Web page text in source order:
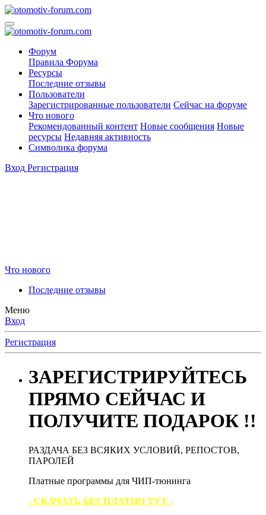
Форум
Правила Форума
Ресурсы
Последние отзывы
Пользователи
Зарегистрированные пользователи Сейчас на форуме
Что нового
Рекомендованный контент Новые сообщения Новые
ресурсы Недавняя активность
Символика форума
Вход Регистрация
Что нового
Последние отзывы
Меню
Вход
Регистрация
ЗАРЕГИСТРИРУЙТЕСЬ
ПРЯМО СЕЙЧАС И
ПОЛУЧИТЕ ПОДАРОК !!
РАЗДАЧА БЕЗ ВСЯКИХ УСЛОВИЙ, РЕПОСТОВ,
ПАРОЛЕЙ
Платные программы для ЧИП-тюнинга
- СКАЧАТЬ БЕСПЛАТНО ТУТ -